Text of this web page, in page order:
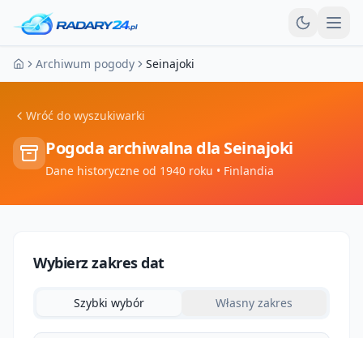
Strona główna
Archiwum pogody Seinajoki
Wróć do wyszukiwarki
Pogoda archiwalna dla Seinajoki
Dane historyczne od 1940 roku • Finlandia
Wybierz zakres dat
Szybki wybór Własny zakres